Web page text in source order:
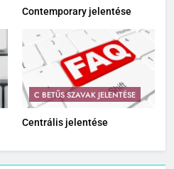
Contemporary jelentése
C BETŰS SZAVAK JELENTÉSE
Centrális jelentése